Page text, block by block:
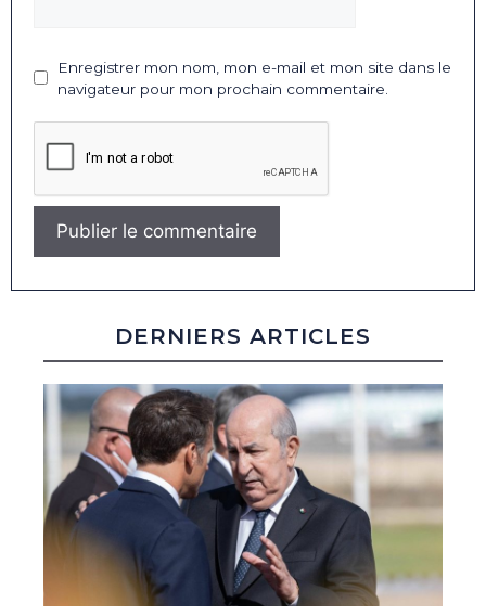
Enregistrer mon nom, mon e-mail et mon site dans le
navigateur pour mon prochain commentaire.
DERNIERS ARTICLES